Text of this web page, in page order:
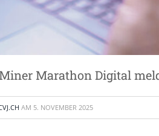
Marathon Digital
AM 5. NOVEMBER 2025